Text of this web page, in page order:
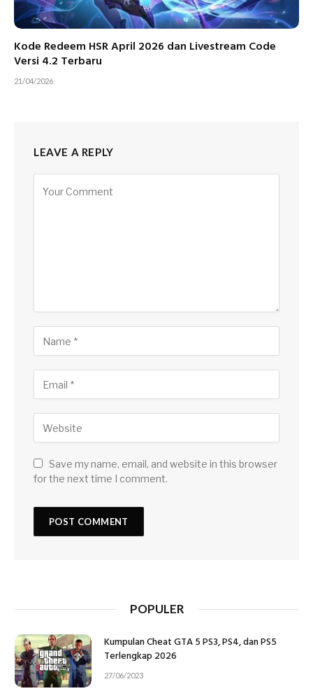
Kode Redeem HSR April 2026 dan Livestream Code
Versi 4.2 Terbaru
21/04/2026
LEAVE A REPLY
Save my name, email, and website in this browser
for the next time I comment.
POPULER
Kumpulan Cheat GTA 5 PS3, PS4, dan PS5
Terlengkap 2026
27/06/2023